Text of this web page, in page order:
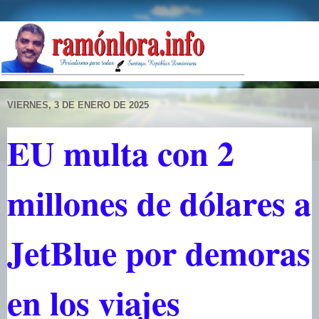
VIERNES, 3 DE ENERO DE 2025
EU multa con 2
millones de dólares a
JetBlue por demoras
en los viajes